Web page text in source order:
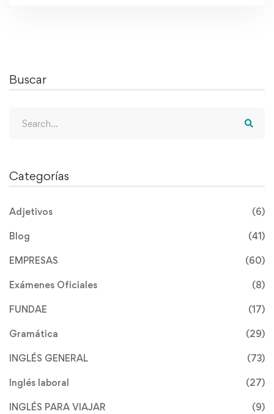
Buscar
for:
Categorías
Adjetivos (6)
Blog (41)
EMPRESAS (60)
Exámenes Oficiales (8)
FUNDAE (17)
Gramática (29)
INGLÉS GENERAL (73)
Inglés laboral (27)
INGLÉS PARA VIAJAR (9)